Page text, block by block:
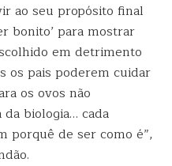
ao seu propósito final
bonito’ para mostrar
em detrimento
os pais poderem cuidar
os ovos não
da biologia… cada
porquê de ser como é”,